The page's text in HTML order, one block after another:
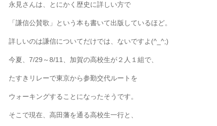
永見さんは、とにかく歴史に詳しい方で
「謙信公賛歌」という本も書いて出版しているほど。
詳しいのは謙信についてだけでは、ないですよ(^_^;)
今夏、7/29～8/11、加賀の高校生が２人１組で、
たすきリレーで東京から参勤交代ルートを
ウォーキングすることになったそうです。
そこで現在、高田藩を通る高校生一行と、